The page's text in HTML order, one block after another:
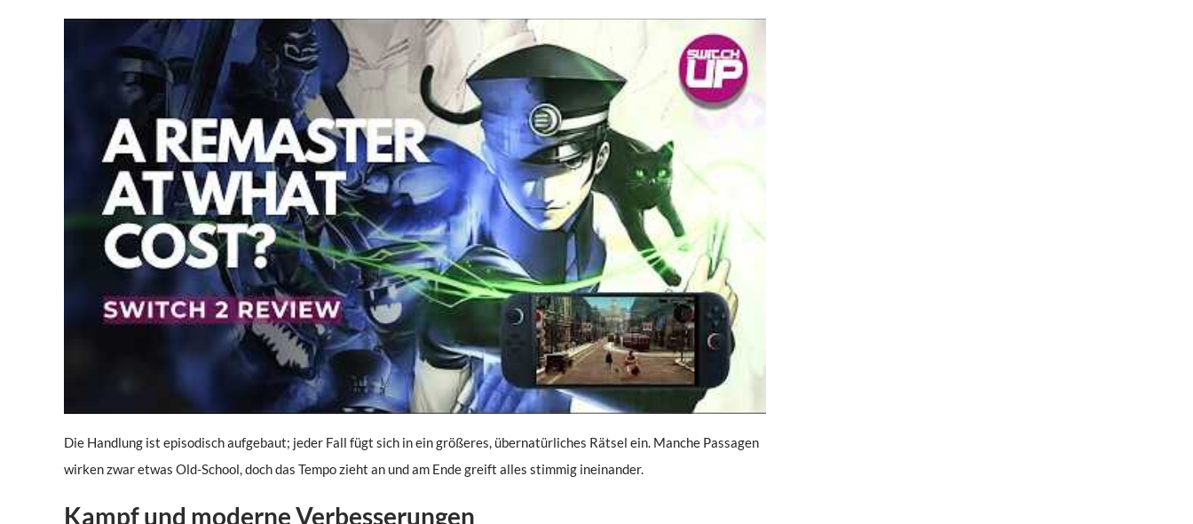
Die Handlung ist episodisch aufgebaut; jeder Fall fügt sich in ein größeres, übernatürliches Rätsel ein. Manche Passagen
wirken zwar etwas Old-School, doch das Tempo zieht an und am Ende greift alles stimmig ineinander.
Kampf und moderne Verbesserungen